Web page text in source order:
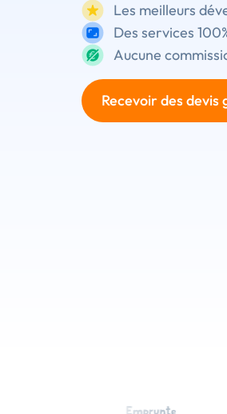
Les meilleurs
Des services
Aucune
Recevoir des